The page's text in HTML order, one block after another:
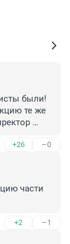
были!
те же
было -
и
и в
+26 –0
части
+2 –1